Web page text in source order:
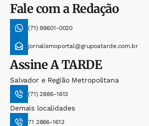
Fale com a Redação
(71) 99601-0020
jornalismoportal@grupoatarde.com.br
AssineA TARDE
Salvador e Região Metropolitana
(71) 2886-1613
Demais localidades
71 2886-1613